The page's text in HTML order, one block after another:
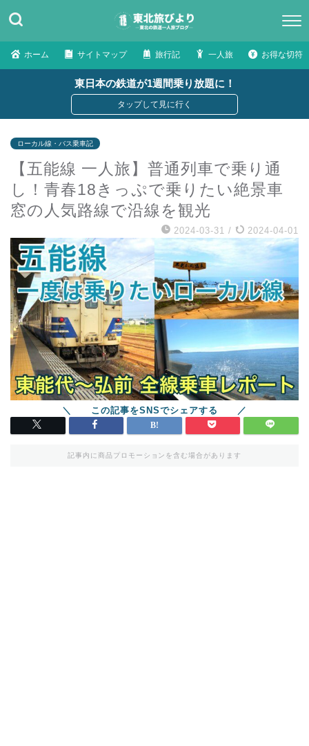
ホーム サイトマップ 旅行記 一人旅 お得な切符
東日本の鉄道が1週間乗り放題に！
ローカル線・バス乗車記
【五能線 一人旅】普通列車で乗り通
し！青春18きっぷで乗りたい絶景車
窓の人気路線で沿線を観光
2024-03-31 / 2024-04-01
記事内に商品プロモーションを含む場合があります